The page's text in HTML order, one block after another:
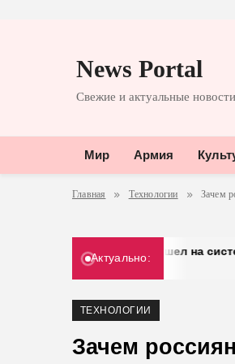
News Portal
Свежие и актуальные
Мир Армия
Главная Технологии Зачем
Актуально:
перешел на систему
ТЕХНОЛОГИИ
Зачем